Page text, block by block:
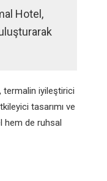
Hotel,
termalin iyileştirici
tasarımı ve
hem de ruhsal